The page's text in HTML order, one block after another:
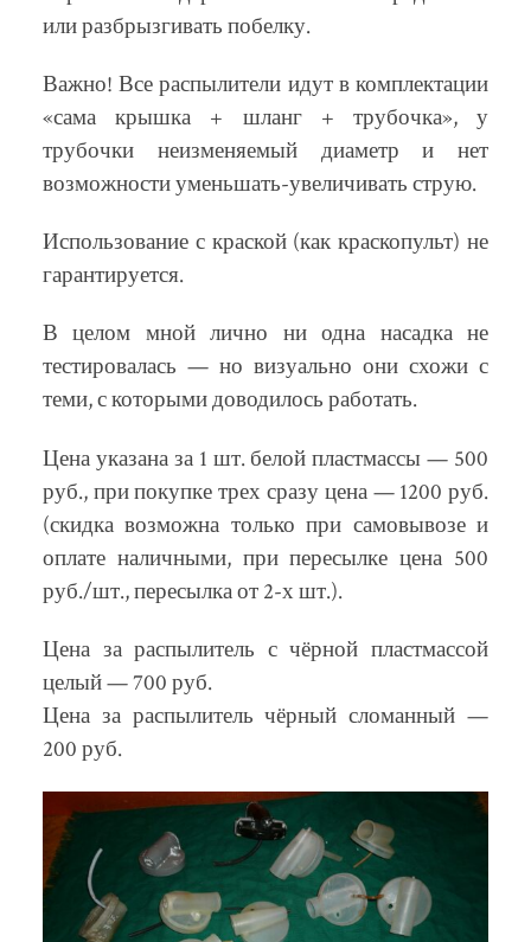
или разбрызгивать побелку.
Важно! Все распылители идут в комплектации
«сама крышка + шланг + трубочка», у
трубочки неизменяемый диаметр и нет
возможности уменьшать-увеличивать струю.
Использование с краской (как краскопульт) не
гарантируется.
В целом мной лично ни одна насадка не
тестировалась — но визуально они схожи с
теми, с которыми доводилось работать.
Цена указана за 1 шт. белой пластмассы — 500
руб., при покупке трех сразу цена — 1200 руб.
(скидка возможна только при самовывозе и
оплате наличными, при пересылке цена 500
руб./шт., пересылка от 2-х шт.).
Цена за распылитель с чёрной пластмассой
целый — 700 руб.
Цена за распылитель чёрный сломанный —
200 руб.